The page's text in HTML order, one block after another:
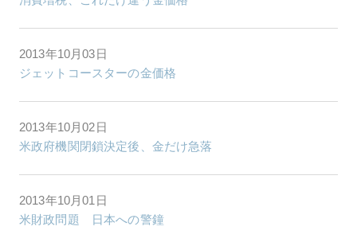
2013年10月03日
ジェットコースターの金価格
2013年10月02日
米政府機関閉鎖決定後、金だけ急落
2013年10月01日
米財政問題 日本への警鐘